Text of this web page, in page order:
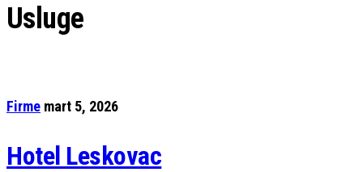
Usluge
Firme mart 5, 2026
Hotel Leskovac